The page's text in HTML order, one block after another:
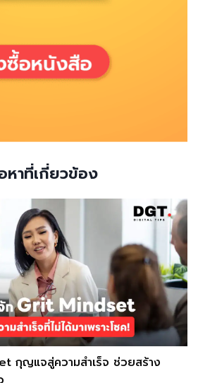
หาที่เกี่ยวข้อง
กุญแจสู่ความสำเร็จ ช่วยสร้าง